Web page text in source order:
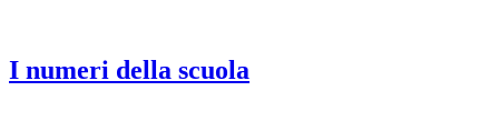
I numeri della scuola